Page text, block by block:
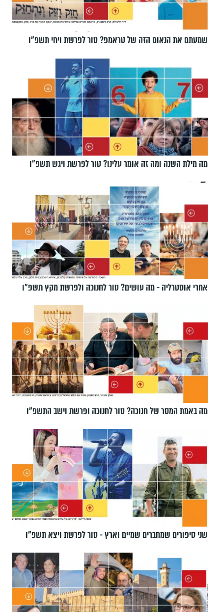
שמעתם את הנאום הזה של טראמפ? טור לפרשת ויחי תשפ״ו
מה מילת השנה ומה זה אומר עלינו? טור לפרשת ויגש תשפ״ו
אחרי אוסטרליה - מה עושים? טור לחנוכה ולפרשת מקץ תשפ״ו
מה באמת המסר של חנוכה? טור לחנוכה ופרשת וישב התשפ״ו
שני סיפורים שמחברים שמיים וארץ - טור לפרשת ויצא תשפ"ו